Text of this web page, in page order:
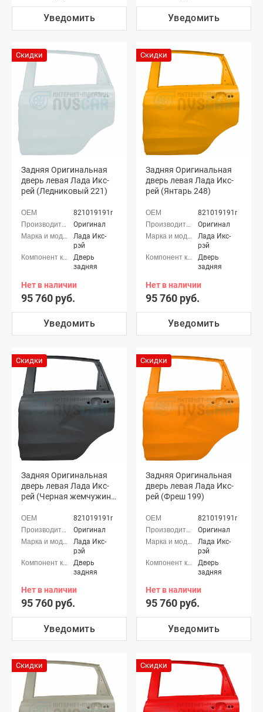
Уведомить Уведомить
Скидки
Задняя Оригинальная
дверь левая Лада Икс-
рей (Ледниковый 221)
821019191r
Оригинал
Лада Икс-
рэй
Дверь
задняя
Нет в наличии
95 760 руб.
Уведомить
Скидки
Задняя Оригинальная
дверь левая Лада Икс-
рей (Янтарь 248)
821019191r
Оригинал
Лада Икс-
рэй
Дверь
задняя
Нет в наличии
95 760 руб.
Уведомить
Скидки
Задняя Оригинальная
дверь левая Лада Икс-
рей (Черная жемчужина
821019191r
Оригинал
Лада Икс-
рэй
Дверь
задняя
Нет в наличии
95 760 руб.
Уведомить
Скидки
Задняя Оригинальная
дверь левая Лада Икс-
рей (Фреш 199)
821019191r
Оригинал
Лада Икс-
рэй
Дверь
задняя
Нет в наличии
95 760 руб.
Уведомить
Скидки Скидки